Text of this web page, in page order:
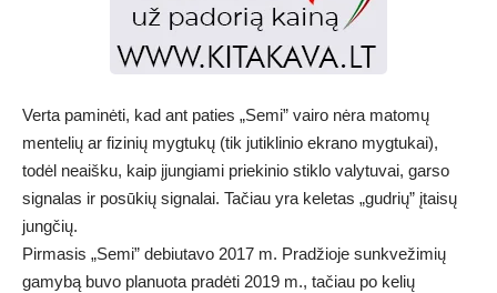
Verta paminėti, kad ant paties „Semi” vairo nėra matomų
mentelių ar fizinių mygtukų (tik jutiklinio ekrano mygtukai),
todėl neaišku, kaip įjungiami priekinio stiklo valytuvai, garso
signalas ir posūkių signalai. Tačiau yra keletas „gudrių” įtaisų
jungčių.
Pirmasis „Semi” debiutavo 2017 m. Pradžioje sunkvežimių
gamybą buvo planuota pradėti 2019 m., tačiau po kelių